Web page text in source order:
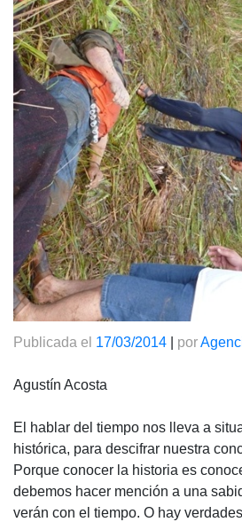
Publicada el 17/03/2014 por
Agustín Acosta
El hablar del tiempo nos lleva a
histórica, para descifrar nuestra
Porque conocer la historia es
debemos hacer mención a una
verán con el tiempo. O hay